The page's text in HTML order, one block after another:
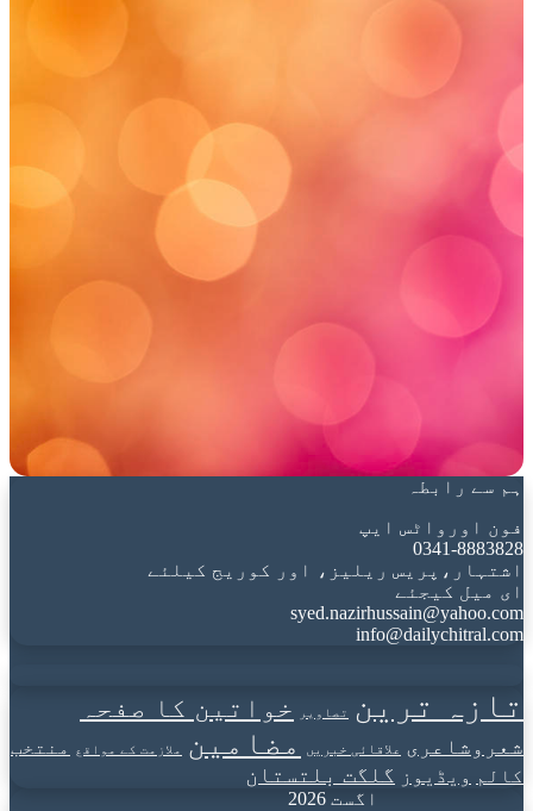
ہم سے رابطہ
فون اورواٹس ایپ
0341-8883828
اشتہار،پریس ریلیز، اور کوریج کیلئے
ای میل کیجئے
syed.nazirhussain@yahoo.com
info@dailychitral.com
تازہ ترین تصاویر خواتین کا صفحہ
شعروشاعری علاقائی خبریں مضامین ملازمت کے مواقع
منتخب
کالم ویڈیوز گلگت بلتستان
اگست 2026